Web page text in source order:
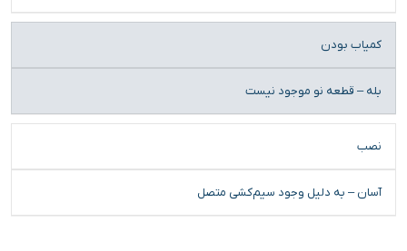
کمیاب بودن
بله – قطعه نو موجود نیست
نصب
آسان – به دلیل وجود سیم‌کشی متصل